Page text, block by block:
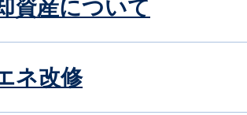
資産について
ネ改修